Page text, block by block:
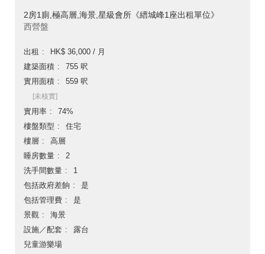
2房1廁,極高層,海景,星級會所《縉城峰1座出租單位》
西營盤
出租
HK$ 36,000 / 月
建築面積
755 呎
實用面積
559 呎
[未核實]
實用率
74%
樓盤類型
住宅
樓層
高層
睡房數量
2
洗手間數量
1
包括政府差餉
是
包括管理費
是
景觀
海景
設施／配套
露台
兒童游樂場